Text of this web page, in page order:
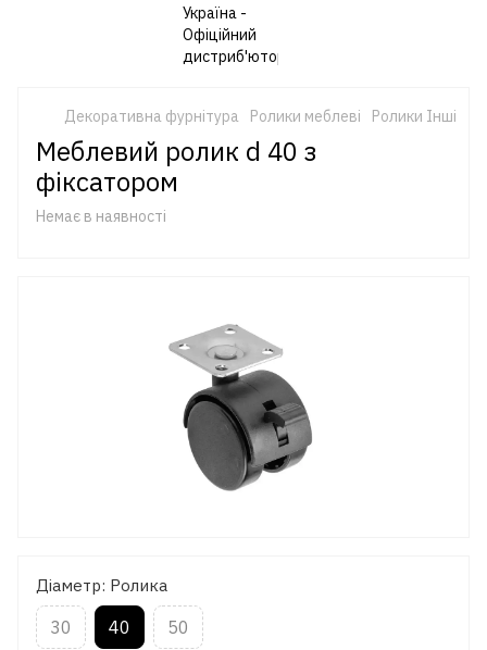
Декоративна фурнітура Ролики меблеві Ролики Інші
Меблевий ролик d 40 з
фіксатором
Немає в наявності
Діаметр: Ролика
30 40 50